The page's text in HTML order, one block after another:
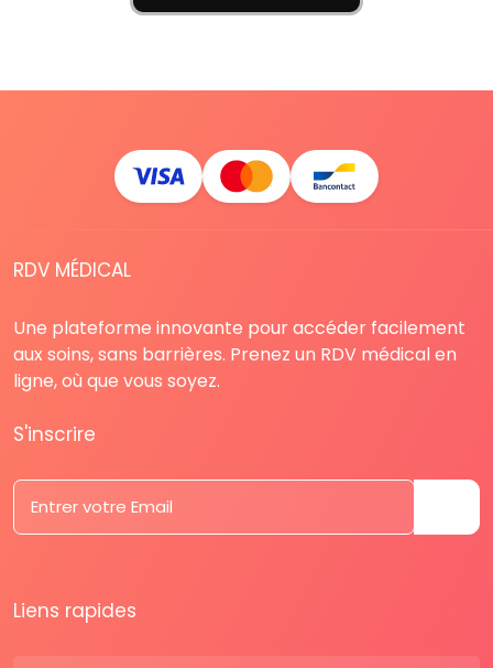
RDV MÉDICAL
Une plateforme innovante pour accéder facilement
aux soins, sans barrières. Prenez un RDV médical en
ligne, où que vous soyez.
S'inscrire
Liens rapides